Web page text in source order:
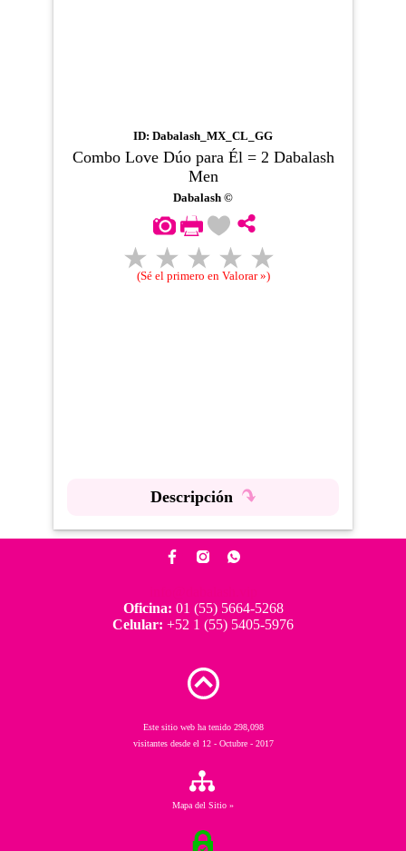
ID: Dabalash_MX_CL_GG
Combo Love Dúo para Él = 2 Dabalash
Men
Dabalash ©
(Sé el primero en Valorar »)
Descripción
Oficina: 01 (55) 5664-5268
Celular: +52 1 (55) 5405-5976
Este sitio web ha tenido 298,098
visitantes desde el 12 - Octubre - 2017
Mapa del Sitio »